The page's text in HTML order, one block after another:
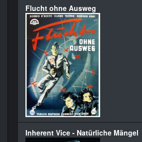
Flucht ohne Ausweg
Inherent Vice - Natürliche Mängel